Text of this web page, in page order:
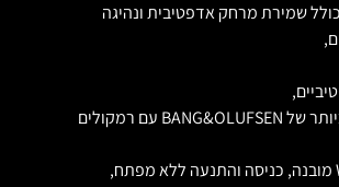
שמירת מרחק אדפטיבית ונהיגה
מערכת שמע היקרה ביותר של BANG&OLUFSEN עם רמקולים